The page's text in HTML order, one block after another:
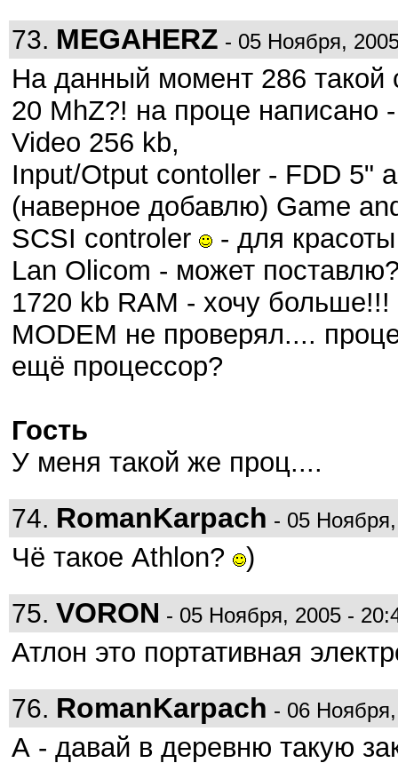
73. MEGAHERZ - 05 Ноября,
На данный момент 286 такой
20 MhZ?! на проце написано
Video 256 kb,
Input/Otput contoller - FDD 5"
(наверное добавлю) Game
SCSI controler
- для красоты
Lan Olicom - может
1720 kb RAM - хочу больше!!!
MODEM не проверял....
ещё процессор?
Гость
У меня такой же проц....
74. RomanKarpach - 05
Чё такое Athlon? )
75. VORON - 05 Ноября, 2005 -
Атлон это портативная
76. RomanKarpach - 06
А - давай в деревню такую